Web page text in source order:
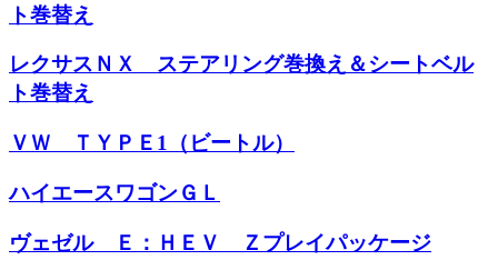
ト巻替え
レクサスＮＸ ステアリング巻換え＆シートベル
ト巻替え
ＶＷ ＴＹＰＥ1（ビートル）
ハイエースワゴンＧＬ
ヴェゼル Ｅ：ＨＥＶ Ｚプレイパッケージ